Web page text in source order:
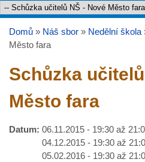
Hlavní menu
Jste zde
Domů » Náš sbor » Nedělní škola
Město fara
Schůzka
Město fara
Datum: 06.11.2015 - 19:30 až
04.12.2015 - 19:30 až
05.02.2016 - 19:30 až